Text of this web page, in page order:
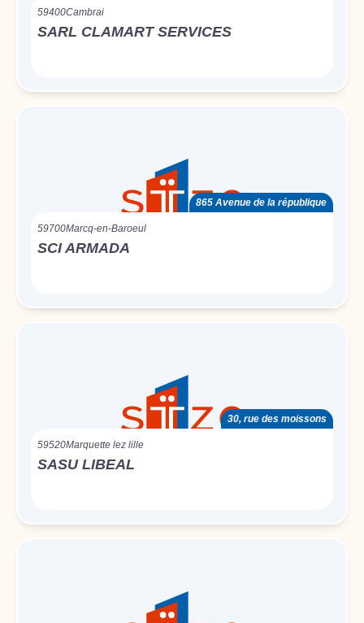
59400Cambrai
SARL CLAMART SERVICES
865 Avenue de la république
59700Marcq-en-Baroeul
SCI ARMADA
30, rue des moissons
59520Marquette lez lille
SASU LIBEAL